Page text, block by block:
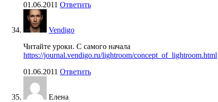
01.06.2011 Ответить
Vendigo
Читайте уроки. С самого начала
https://journal.vendigo.ru/lightroom/concept_of_lightroom.html
01.06.2011 Ответить
Елена